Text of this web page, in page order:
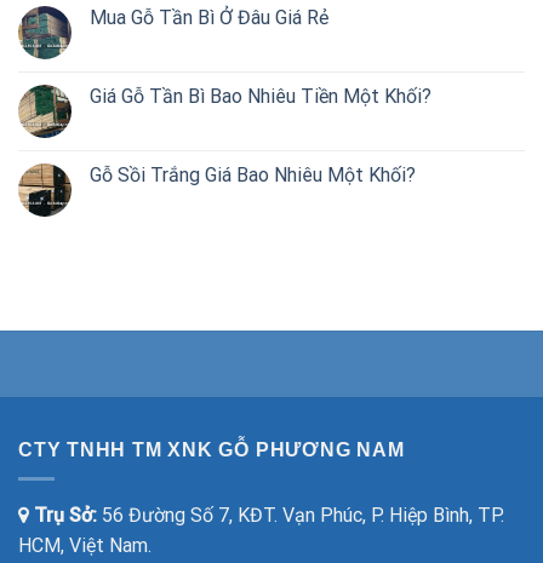
Mua Gỗ Tần Bì Ở Đâu Giá Rẻ
Giá Gỗ Tần Bì Bao Nhiêu Tiền Một Khối?
Gỗ Sồi Trắng Giá Bao Nhiêu Một Khối?
CTY TNHH TM XNK GỖ PHƯƠNG NAM
Trụ Sở: 56 Đường Số 7, KĐT. Vạn Phúc, P. Hiệp Bình, TP.
HCM, Việt Nam.